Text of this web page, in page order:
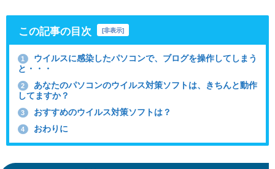
この記事の目次 [非表示]
1
ウイルスに感染したパソコンで、ブログを操作してしまう
と・・・
2
あなたのパソコンのウイルス対策ソフトは、きちんと動作
してますか？
3 おすすめのウイルス対策ソフトは？
4 おわりに